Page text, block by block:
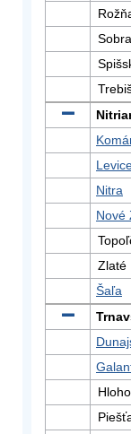
Nitra
Nové
Zlaté
Šaľa